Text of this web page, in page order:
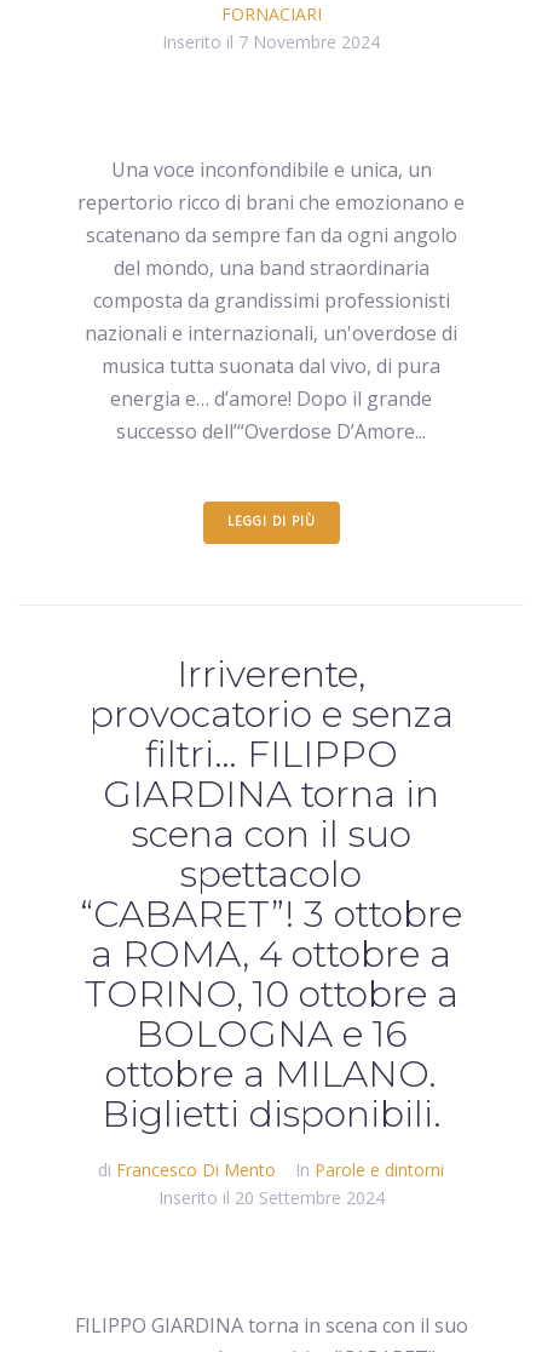
FORNACIARI
Inserito il 7 Novembre 2024
Una voce inconfondibile e unica, un
repertorio ricco di brani che emozionano e
scatenano da sempre fan da ogni angolo
del mondo, una band straordinaria
composta da grandissimi professionisti
nazionali e internazionali, un'overdose di
musica tutta suonata dal vivo, di pura
energia e… d’amore! Dopo il grande
successo dell’“Overdose D’Amore...
LEGGI DI PIÙ
Irriverente,
provocatorio e senza
filtri… FILIPPO
GIARDINA torna in
scena con il suo
spettacolo
“CABARET”! 3 ottobre
a ROMA, 4 ottobre a
TORINO, 10 ottobre a
BOLOGNA e 16
ottobre a MILANO.
Biglietti disponibili.
di Francesco Di Mento In Parole e dintorni
Inserito il 20 Settembre 2024
FILIPPO GIARDINA torna in scena con il suo